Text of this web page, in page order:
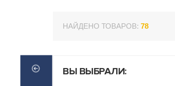
НАЙДЕНО ТОВАРОВ: 78
ВЫ ВЫБРАЛИ: